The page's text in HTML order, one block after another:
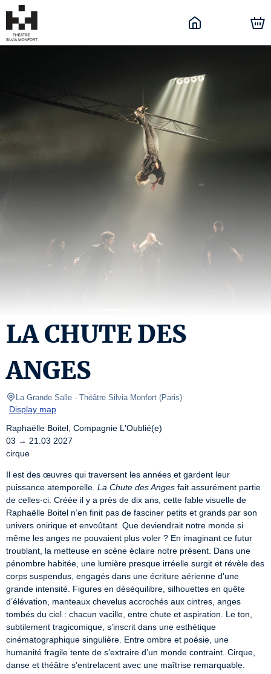
LA CHUTE DES
ANGES
La Grande Salle - Théâtre Silvia Monfort (Paris)
Display map
Raphaëlle Boitel, Compagnie L'Oublié(e)
03 → 21.03 2027
cirque
Il est des œuvres qui traversent les années et gardent leur
puissance atemporelle. La Chute des Anges fait assurément partie
de celles-ci. Créée il y a près de dix ans, cette fable visuelle de
Raphaëlle Boitel n’en finit pas de fasciner petits et grands par son
univers onirique et envoûtant. Que deviendrait notre monde si
même les anges ne pouvaient plus voler ? En imaginant ce futur
troublant, la metteuse en scène éclaire notre présent. Dans une
pénombre habitée, une lumière presque irréelle surgit et révèle des
corps suspendus, engagés dans une écriture aérienne d’une
grande intensité. Figures en déséquilibre, silhouettes en quête
d’élévation, manteaux chevelus accrochés aux cintres, anges
tombés du ciel : chacun vacille, entre chute et aspiration. Le ton,
subtilement tragicomique, s’inscrit dans une esthétique
cinématographique singulière. Entre ombre et poésie, une
humanité fragile tente de s’extraire d’un monde contraint. Cirque,
danse et théâtre s’entrelacent avec une maîtrise remarquable.